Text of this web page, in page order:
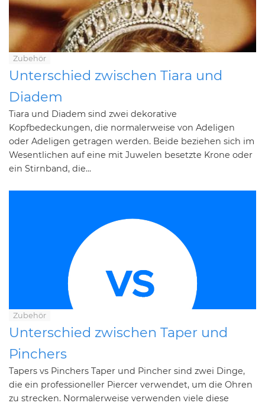
Zubehör
Unterschied zwischen Tiara und
Diadem
Tiara und Diadem sind zwei dekorative
Kopfbedeckungen, die normalerweise von Adeligen
oder Adeligen getragen werden. Beide beziehen sich im
Wesentlichen auf eine mit Juwelen besetzte Krone oder
ein Stirnband, die...
Zubehör
Unterschied zwischen Taper und
Pinchers
Tapers vs Pinchers Taper und Pincher sind zwei Dinge,
die ein professioneller Piercer verwendet, um die Ohren
zu strecken. Normalerweise verwenden viele diese